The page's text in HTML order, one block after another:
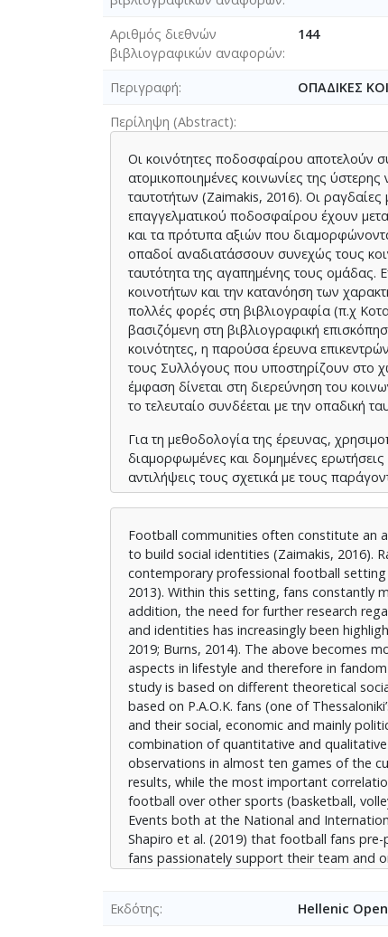
Αριθμός διεθνών
βιβλιογραφικών αναφορών
144
Περιγραφή
ΟΠΑΔΙΚΕΣ
Περίληψη (Abstract)
Οι κοινότητες ποδοσφαίρου αποτελούν
ατομικοποιημένες κοινωνίες της
ταυτοτήτων (Zaimakis, 2016). Οι
επαγγελματικού ποδοσφαίρου έχουν
και τα πρότυπα αξιών που
οπαδοί αναδιατάσσουν συνεχώς τους
ταυτότητα της αγαπημένης τους ομάδας.
κοινοτήτων και την κατανόηση των
πολλές φορές στη βιβλιογραφία (π.χ
βασιζόμενη στη βιβλιογραφική
κοινότητες, η παρούσα έρευνα
τους Συλλόγους που υποστηρίζουν στο
έμφαση δίνεται στη διερεύνηση του
το τελευταίο συνδέεται με την οπαδική
Για τη μεθοδολογία της έρευνας,
διαμορφωμένες και δομημένες
αντιλήψεις τους σχετικά με τους
Από την ανάλυση των δεδομένων
υψηλή προτίμηση για τα μεγάλα events
League), υποστηρίζουν ομάδες από τα
των χαμηλότερων κατηγοριών του
παρακολούθησης των αγώνων στην
διαμορφώνεται κυρίως από τη σύνδεση
ιστορικούς παράγοντες (π.χ. Sayilkan et
πολιτικά και συμμετέχουν στις εκλογές,
Συνεπώς, το πολιτικό τους προφίλ δεν
απόψεις τους σχετικά με παράγοντες
επεσήμαναν, με κυριότερα τη διαφθορά
γήπεδα, την έλλειψη υποδομών και
Τα συμπεράσματα της έρευνας
οπαδικών κοινοτήτων, τη διαμόρφωση
οργάνωσης, της λειτουργίας, και της
ανεξαρτήτως φύλου. Μπορούν επιπλέον
πολιτικών από την πολιτεία και
να ενισχυθεί σε κάθε του μορφή.
Football communities often constitute an
to build social identities (Zaimakis, 2016).
contemporary professional football setting
2013). Within this setting, fans constantly
addition, the need for further research
and identities has increasingly been
2019; Burns, 2014). The above becomes
aspects in lifestyle and therefore in
study is based on different theoretical
based on P.A.O.K. fans (one of
and their social, economic and mainly
combination of quantitative and
observations in almost ten games of the
results, while the most important
football over other sports (basketball,
Events both at the National and
Shapiro et al. (2019) that football fans
fans passionately support their team and
factors to a lesser extent. (e.g. Sayilkan et
Εκδότης
Hellenic